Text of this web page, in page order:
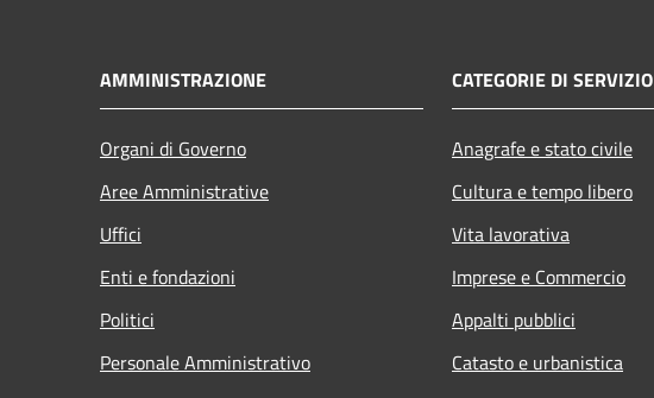
AMMINISTRAZIONE
Organi di Governo
Aree Amministrative
Uffici
Enti e fondazioni
Politici
Personale Amministrativo
CATEGORIE DI SERVIZIO
Anagrafe e stato civile
Cultura e tempo libero
Vita lavorativa
Imprese e Commercio
Appalti pubblici
Catasto e urbanistica